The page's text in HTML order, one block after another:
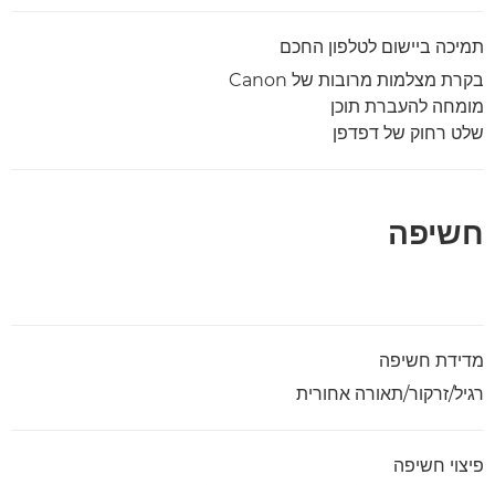
תמיכה ביישום לטלפון החכם
בקרת מצלמות מרובות של Canon
מומחה להעברת תוכן
שלט רחוק של דפדפן
חשיפה
מדידת חשיפה
רגיל/זרקור/תאורה אחורית
פיצוי חשיפה